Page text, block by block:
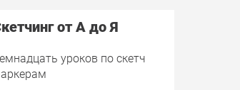
от А до Я
уроков по скетч